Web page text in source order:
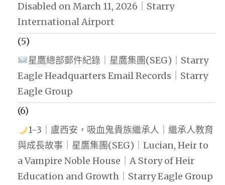
Disabled on March 11, 2026｜Starry
International Airport
(5)
星鷹總部郵件紀錄｜星鷹集團(SEG)｜Starry
Eagle Headquarters Email Records｜Starry
Eagle Group
(6)
1-3｜盧西安，吸血鬼貴族繼承人｜繼承人教育
與成長故事｜星鷹集團(SEG)｜Lucian, Heir to
a Vampire Noble House｜A Story of Heir
Education and Growth｜Starry Eagle Group